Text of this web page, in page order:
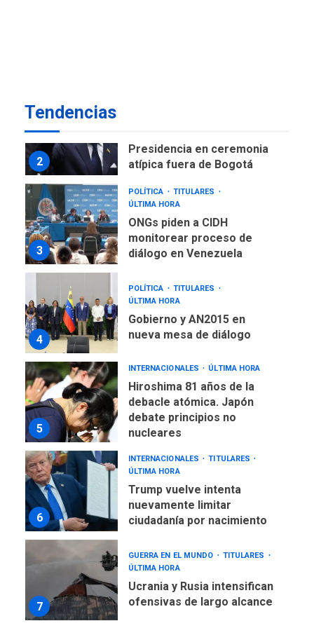
Tendencias
2
Presidencia en ceremonia
atípica fuera de Bogotá
3
POLÍTICA
TITULARES
ÚLTIMA HORA
ONGs piden a CIDH
monitorear proceso de
diálogo en Venezuela
4
POLÍTICA
TITULARES
ÚLTIMA HORA
Gobierno y AN2015 en
nueva mesa de diálogo
5
INTERNACIONALES ÚLTIMA HORA
Hiroshima 81 años de la
debacle atómica. Japón
debate principios no
nucleares
6
INTERNACIONALES
TITULARES
ÚLTIMA HORA
Trump vuelve intenta
nuevamente limitar
ciudadanía por nacimiento
7
GUERRA EN EL MUNDO
TITULARES
ÚLTIMA HORA
Ucrania y Rusia intensifican
ofensivas de largo alcance